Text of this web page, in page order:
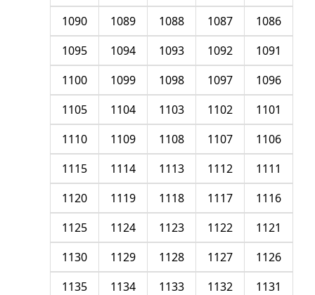
1086
1087
1088
1089
1090
1091
1092
1093
1094
1095
1096
1097
1098
1099
1100
1101
1102
1103
1104
1105
1106
1107
1108
1109
1110
1111
1112
1113
1114
1115
1116
1117
1118
1119
1120
1121
1122
1123
1124
1125
1126
1127
1128
1129
1130
1131
1132
1133
1134
1135